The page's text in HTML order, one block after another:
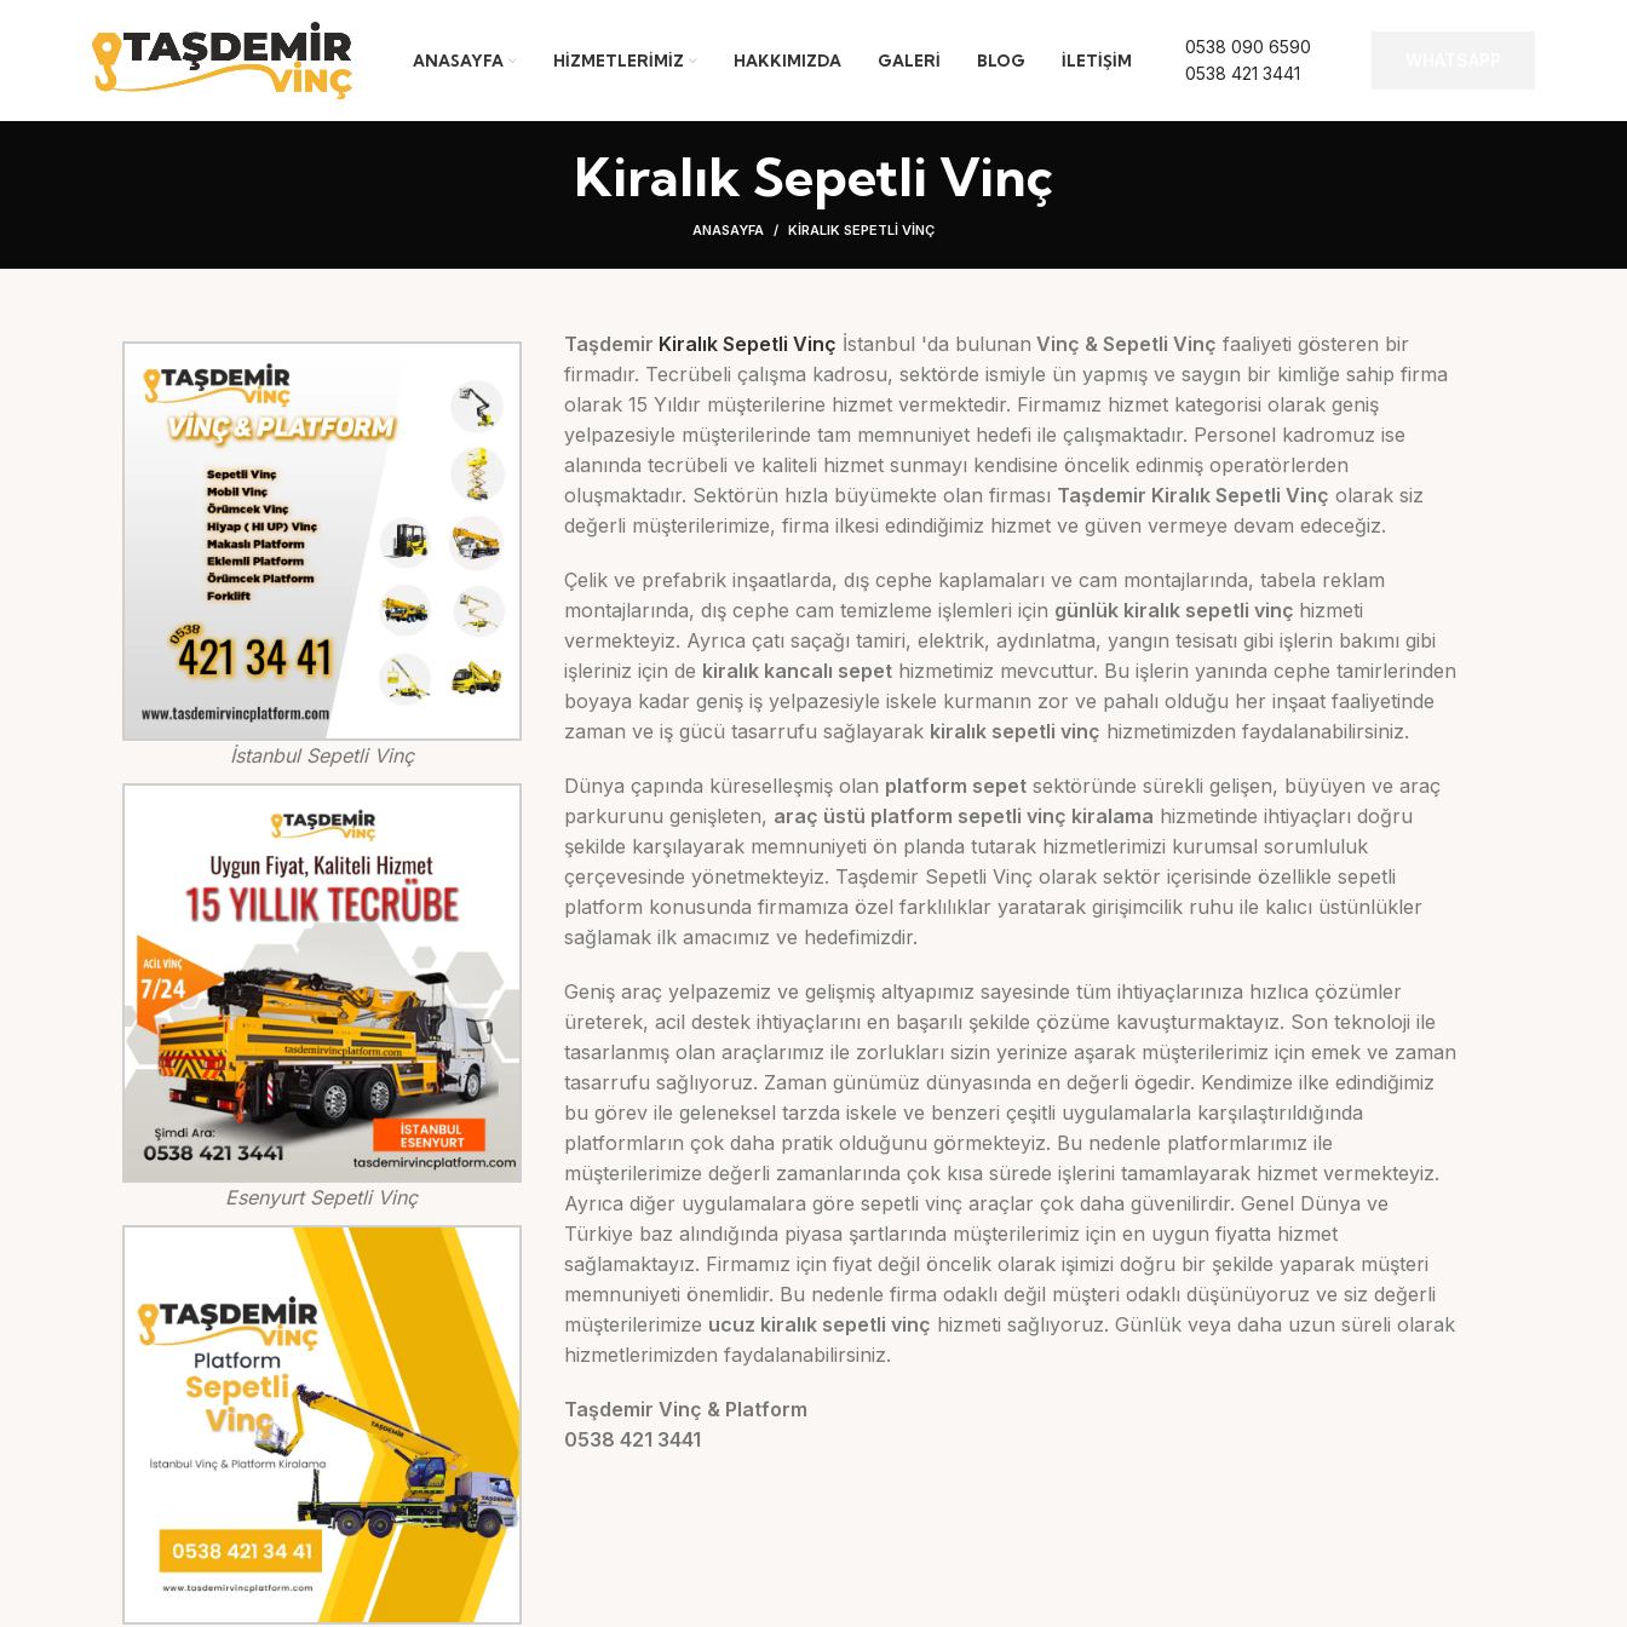
ANASAYFA HIZMETLERIMIZ HAKKIMIZDA GALERI BLOG İLETIŞIM
0538 090 6590
0538 421 3441
Kiralık Sepetli Vinç
ANASAYFA KIRALIK SEPETLI VINÇ
İstanbul Sepetli Vinç
Esenyurt Sepetli Vinç
Taşdemir Kiralık Sepetli Vinç İstanbul 'da bulunan Vinç & Sepetli Vinç faaliyeti gösteren bir
firmadır. Tecrübeli çalışma kadrosu, sektörde ismiyle ün yapmış ve saygın bir kimliğe sahip firma
olarak 15 Yıldır müşterilerine hizmet vermektedir. Firmamız hizmet kategorisi olarak geniş
yelpazesiyle müşterilerinde tam memnuniyet hedefi ile çalışmaktadır. Personel kadromuz ise
alanında tecrübeli ve kaliteli hizmet sunmayı kendisine öncelik edinmiş operatörlerden
oluşmaktadır. Sektörün hızla büyümekte olan firması Taşdemir Kiralık Sepetli Vinç olarak siz
değerli müşterilerimize, firma ilkesi edindiğimiz hizmet ve güven vermeye devam edeceğiz.
Çelik ve prefabrik inşaatlarda, dış cephe kaplamaları ve cam montajlarında, tabela reklam
montajlarında, dış cephe cam temizleme işlemleri için günlük kiralık sepetli vinç hizmeti
vermekteyiz. Ayrıca çatı saçağı tamiri, elektrik, aydınlatma, yangın tesisatı gibi işlerin bakımı gibi
işleriniz için de kiralık kancalı sepethizmetimiz mevcuttur. Bu işlerin yanında cephe tamirlerinden
boyaya kadar geniş iş yelpazesiyle iskele kurmanın zor ve pahalı olduğu her inşaat faaliyetinde
zaman ve iş gücü tasarrufu sağlayarak kiralık sepetli vinç hizmetimizden faydalanabilirsiniz.
Dünya çapında küreselleşmiş olan platform sepetsektöründe sürekli gelişen, büyüyen ve araç
parkurunu genişleten, araç üstü platform sepetli vinç kiralama hizmetinde ihtiyaçları doğru
şekilde karşılayarak memnuniyeti ön planda tutarak hizmetlerimizi kurumsal sorumluluk
çerçevesinde yönetmekteyiz. Taşdemir Sepetli Vinç olarak sektör içerisinde özellikle sepetli
platform konusunda firmamıza özel farklılıklar yaratarak girişimcilik ruhu ile kalıcı üstünlükler
sağlamak ilk amacımız ve hedefimizdir.
Geniş araç yelpazemiz ve gelişmiş altyapımız sayesinde tüm ihtiyaçlarınıza hızlıca çözümler
üreterek, acil destek ihtiyaçlarını en başarılı şekilde çözüme kavuşturmaktayız. Son teknoloji ile
tasarlanmış olan araçlarımız ile zorlukları sizin yerinize aşarak müşterilerimiz için emek ve zaman
tasarrufu sağlıyoruz. Zaman günümüz dünyasında en değerli ögedir. Kendimize ilke edindiğimiz
bu görev ile geleneksel tarzda iskele ve benzeri çeşitli uygulamalarla karşılaştırıldığında
platformların çok daha pratik olduğunu görmekteyiz. Bu nedenle platformlarımız ile
müşterilerimize değerli zamanlarında çok kısa sürede işlerini tamamlayarak hizmet vermekteyiz.
Ayrıca diğer uygulamalara göre sepetli vinç araçlar çok daha güvenilirdir. Genel Dünya ve
Türkiye baz alındığında piyasa şartlarında müşterilerimiz için en uygun fiyatta hizmet
sağlamaktayız. Firmamız için fiyat değil öncelik olarak işimizi doğru bir şekilde yaparak müşteri
memnuniyeti önemlidir. Bu nedenle firma odaklı değil müşteri odaklı düşünüyoruz ve siz değerli
müşterilerimize ucuz kiralık sepetli vinç hizmeti sağlıyoruz. Günlük veya daha uzun süreli olarak
hizmetlerimizden faydalanabilirsiniz.
Taşdemir Vinç & Platform
0538 421 3441